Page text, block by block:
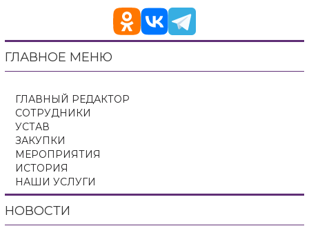
ГЛАВНОЕ МЕНЮ
ГЛАВНЫЙ РЕДАКТОР
СОТРУДНИКИ
УСТАВ
ЗАКУПКИ
МЕРОПРИЯТИЯ
ИСТОРИЯ
НАШИ УСЛУГИ
НОВОСТИ